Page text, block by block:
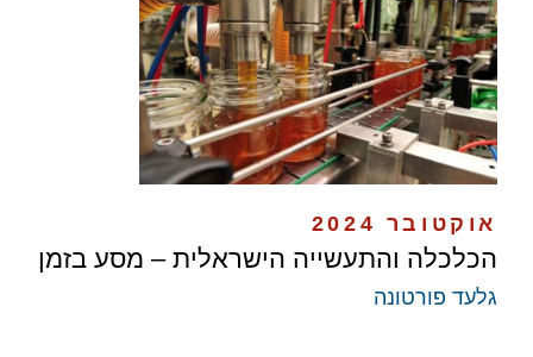
אוקטובר 2024
הכלכלה והתעשייה הישראלית – מסע בזמן
גלעד פורטונה